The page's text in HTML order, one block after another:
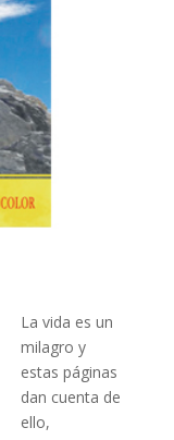
La vida es un
milagro y
estas páginas
dan cuenta de
ello,